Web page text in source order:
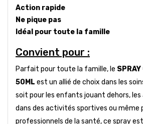
Action rapide
Ne pique pas
Idéal pour toute la famille
Convient pour :
Parfait pour toute la famille, le SPRAY
50ML est un allié de choix dans les
soit pour les enfants jouant dehors, les
dans des activités sportives ou même
professionnels de la santé, ce spray